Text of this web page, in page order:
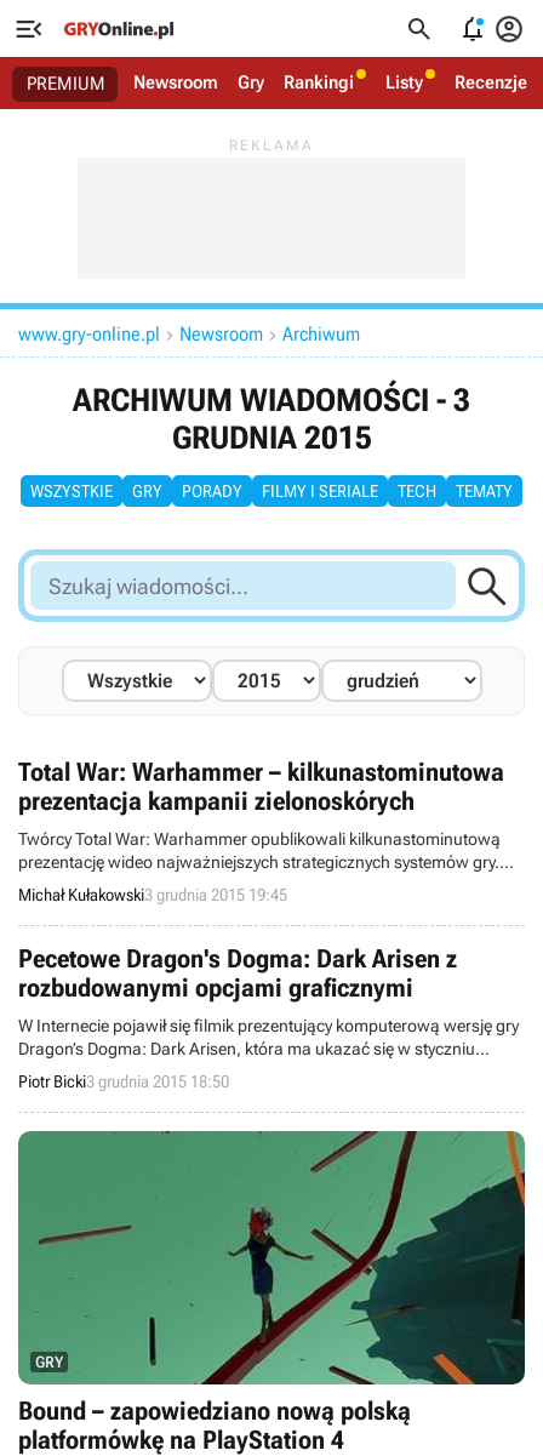
   
PREMIUM Newsroom Gry Rankingi Listy Recenzje
www.gry-online.pl  Newsroom  Archiwum
ARCHIWUM WIADOMOŚCI - 3
GRUDNIA 2015
WSZYSTKIE GRY PORADY FILMY I SERIALE TECH TEMATY
Szukaj
wiadomości...

Total War: Warhammer – kilkunastominutowa
prezentacja kampanii zielonoskórych
Twórcy Total War: Warhammer opublikowali kilkunastominutową
prezentację wideo najważniejszych strategicznych systemów gry.
Fani tytułu mogą przyjrzeć się między innymi drzewkom
technologicznym, umiejętnościom dowódców oraz trójwymiarowej
mapie świata.
Michał Kułakowski3 grudnia 2015 19:45
Pecetowe Dragon's Dogma: Dark Arisen z
rozbudowanymi opcjami graficznymi
W Internecie pojawił się filmik prezentujący komputerową wersję gry
Dragon’s Dogma: Dark Arisen, która ma ukazać się w styczniu
przyszłego roku. Pokazano na nim między innymi opcje graficzne,
jakie znajdą się w produkcji - wydają się one całkiem rozbudowane.
Piotr Bicki3 grudnia 2015 18:50
GRY
Bound – zapowiedziano nową polską
platformówkę na PlayStation 4